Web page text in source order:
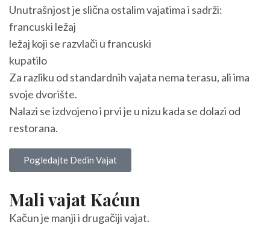
Unutrašnjost je slična ostalim vajatima i sadrži:
francuski ležaj
ležaj koji se razvlači u francuski
kupatilo
Za razliku od standardnih vajata nema terasu, ali ima
svoje dvorište.
Nalazi se izdvojeno i prvi je u nizu kada se dolazi od
restorana.
Pogledajte Dedin Vajat
Mali vajat Kaćun
Kačun je manji i drugačiji vajat.